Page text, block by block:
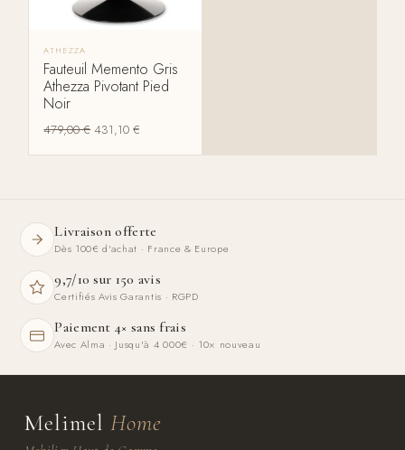
ATHEZZA
Fauteuil Memento Gris
Athezza Pivotant Pied
Noir
479,00€ 431,10€
Livraison offerte
Dès 100€ d'achat · France & Europe
9,7/10 sur 150 avis
Certifiés Avis Garantis · RGPD
Paiement 4× sans frais
Avec Alma · Jusqu'à 4 000€ · 10× nouveau
Melimel Home